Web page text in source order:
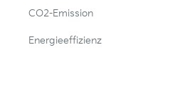
CO2-Emission
Energieeffizienz